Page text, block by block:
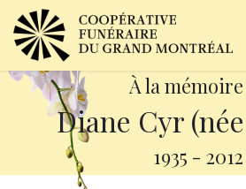
À la mémoire
Diane Cyr
1935 - 2012